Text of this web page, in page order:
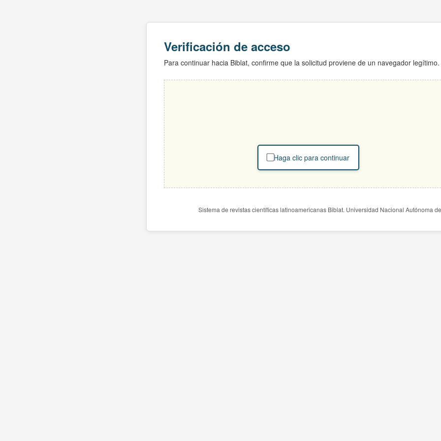
Verificación de acceso
Para continuar hacia Biblat, confirme que la solicitud proviene de un navegador legítimo.
Haga clic para continuar
Sistema de revistas científicas latinoamericanas Biblat. Universidad Nacional Autónoma